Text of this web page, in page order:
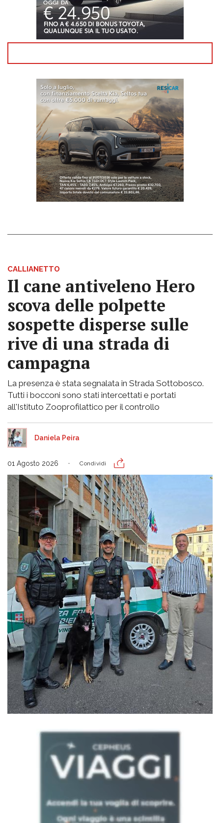
CALLIANETTO
Il cane antiveleno Hero
scova delle polpette
sospette disperse sulle
rive di una strada di
campagna
La presenza è stata segnalata in Strada Sottobosco.
Tutti i bocconi sono stati intercettati e portati
all'Istituto Zooprofilattico per il controllo
Daniela Peira
01 Agosto 2026 Condividi